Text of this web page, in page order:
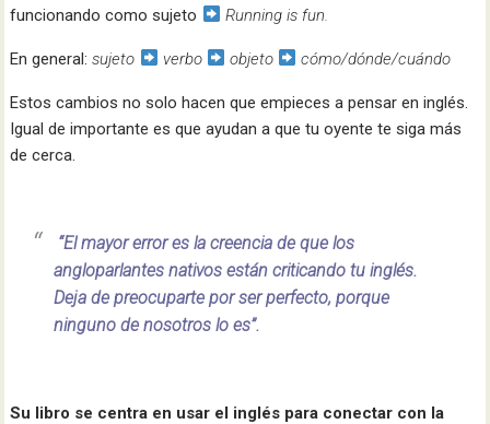
funcionando como sujeto
Running is fun.
En general:sujeto verbo objeto cómo/dónde/cuándo
Estos cambios no solo hacen que empieces a pensar en inglés.
Igual de importante es que ayudan a que tu oyente te siga más
de cerca.
“El mayor error es la creencia de que los
angloparlantes nativos están criticando tu inglés.
Deja de preocuparte por ser perfecto, porque
ninguno de nosotros lo es”.
Su libro se centra en usar el inglés para conectar con la